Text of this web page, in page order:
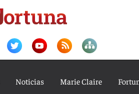
Noticias Marie Claire